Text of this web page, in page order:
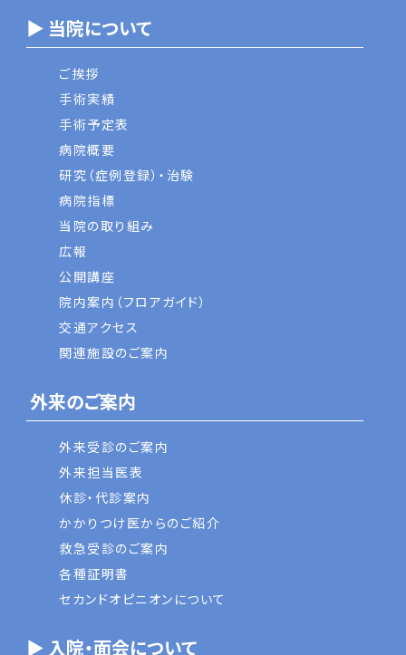
▶ 当院について
ご挨拶
手術実績
手術予定表
病院概要
研究（症例登録）・治験
病院指標
当院の取り組み
広報
公開講座
院内案内（フロアガイド）
交通アクセス
関連施設のご案内
外来のご案内
外来受診のご案内
外来担当医表
休診・代診案内
かかりつけ医からのご紹介
救急受診のご案内
各種証明書
セカンドオピニオンについて
▶ 入院・面会について